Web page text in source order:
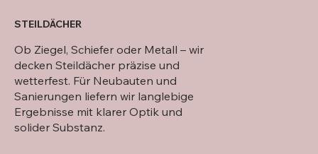
Ob Ziegel, Schiefer oder Metall – wir
decken Steildächer präzise und
wetterfest. Für Neubauten und
Sanierungen liefern wir langlebige
Ergebnisse mit klarer Optik und
solider Substanz.
STEILDÄCHER